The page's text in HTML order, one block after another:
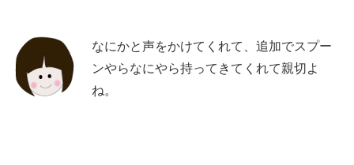
なにかと声をかけてくれて、追加でスプー
ンやらなにやら持ってきてくれて親切よ
ね。